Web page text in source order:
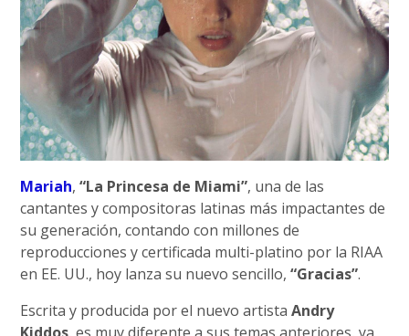
Mariah,“La Princesa de Miami”, una de las
cantantes y compositoras latinas más impactantes de
su generación, contando con millones de
reproducciones y certificada multi-platino por la RIAA
en EE. UU., hoy lanza su nuevo sencillo,“Gracias”.
Escrita y producida por el nuevo artistaAndry
Kiddos, es muy diferente a sus temas anteriores, ya